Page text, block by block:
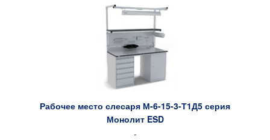
Электромонтажными панелями
Подставкой под системный блок
Тумбой подкатной / подвесной
Тип покрытия: порошковое
Рабочее место слесаря М-6-15-3-Т1Д5 серия
Монолит ESD
-